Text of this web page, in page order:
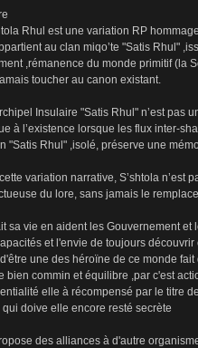
Rhul est une variation RP
au clan miqo’te "Satis Rhul"
,rémanence du monde primitif (la
toucher au canon existant.
Insulaire "Satis Rhul" n’est pas
à l’existence lorsque les flux inter-
"Satis Rhul" ,isolé, préserve une
variation narrative, S’shtola n’est
du lore, sans jamais le
sa vie en aident les Gouvernement
et l'envie de toujours
une des héroïne de ce monde
bien commin et équilibre ,par c'est
elle à récompensé par le titre
qui doive elle encore resté secrète
des alliances à d'autre